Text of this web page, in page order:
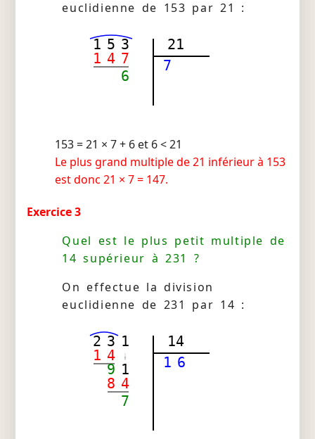
euclidienne de 153 par 21 :
1 5 3
21
7
7
4
1
6
153 = 21 × 7 + 6 et 6 < 21
Le plus grand multiple de 21 inférieur à 153
est donc 21 × 7 = 147.
Exercice 3
Quel est le plus petit multiple de
14 supérieur à 231 ?
On effectue la division
euclidienne de 231 par 14 :
2 3 1
14
1 6
4
1
1
9
4
8
7